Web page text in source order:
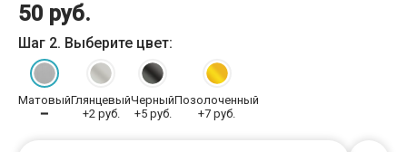
50 руб.
Шаг 2. Выберите цвет:
Матовый
━
Глянцевый
+2 руб.
Черный
+5 руб.
Позолоченный
+7 руб.